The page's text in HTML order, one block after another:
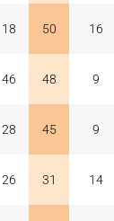
18 50 16
46 48 9
28 45 9
26 31 14